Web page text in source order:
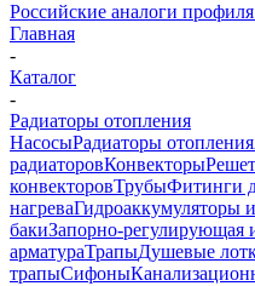
Российские аналоги
Главная
-
Каталог
-
Радиаторы отопления
НасосыРадиаторы отопления
радиаторовКонвекторы
конвекторовТрубыФитинги
нагреваГидроаккумуляторы
бакиЗапорно-регулирующая
арматураТрапыДушевые
трапыСифоны